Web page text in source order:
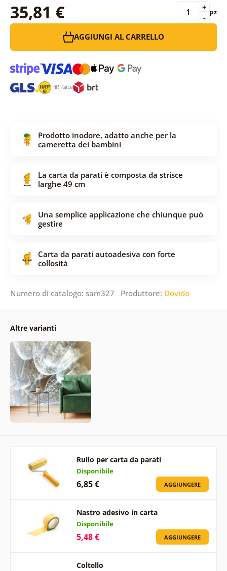
35,81 € -
+ pz
AGGIUNGI AL CARRELLO
Prodotto inodore, adatto anche per la
cameretta dei bambini
La carta da parati è composta da strisce
larghe 49 cm
Una semplice applicazione che chiunque può
gestire
Carta da parati autoadesiva con forte
collosità
Numero di catalogo: sam327 Produttore: Dovido
Altre varianti
Rullo per carta da parati
Disponibile
6,85 € AGGIUNGERE
Nastro adesivo in carta
Disponibile
5,48 € AGGIUNGERE
Coltello